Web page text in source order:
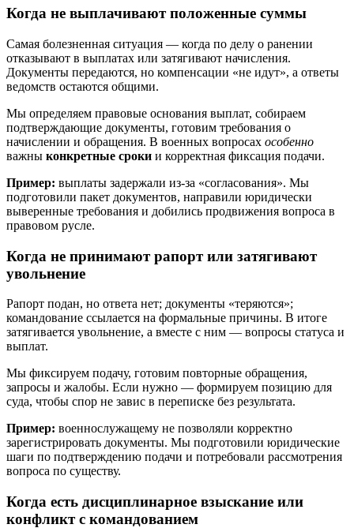
Когда не выплачивают положенные суммы
Самая болезненная ситуация — когда по делу о ранении
отказывают в выплатах или затягивают начисления.
Документы передаются, но компенсации «не идут», а ответы
ведомств остаются общими.
Мы определяем правовые основания выплат, собираем
подтверждающие документы, готовим требования о
начислении и обращения. В военных вопросах особенно
важны конкретные сроки и корректная фиксация подачи.
Пример: выплаты задержали из‑за «согласования». Мы
подготовили пакет документов, направили юридически
выверенные требования и добились продвижения вопроса в
правовом русле.
Когда не принимают рапорт или затягивают
увольнение
Рапорт подан, но ответа нет; документы «теряются»;
командование ссылается на формальные причины. В итоге
затягивается увольнение, а вместе с ним — вопросы статуса и
выплат.
Мы фиксируем подачу, готовим повторные обращения,
запросы и жалобы. Если нужно — формируем позицию для
суда, чтобы спор не завис в переписке без результата.
Пример: военнослужащему не позволяли корректно
зарегистрировать документы. Мы подготовили юридические
шаги по подтверждению подачи и потребовали рассмотрения
вопроса по существу.
Когда есть дисциплинарное взыскание или
конфликт с командованием